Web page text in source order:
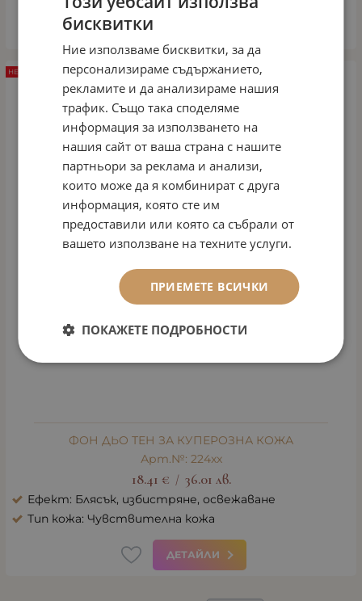
ФОН ДЬО ТЕН ЗА КУПЕРОЗНА КОЖА
Арт.№: 224xx
18.41 € / 36.01 лв.
Ефект: Блясък, избистряне, освежаване
Тип кожа: Чувствителна кожа
ДЕТАЙЛИ
НЕНАЛИЧЕН
бисквитки
Ние използваме бисквитки, за да
персонализираме съдържанието,
рекламите и да анализираме нашия
трафик. Също така споделяме
информация за използването на
нашия сайт от ваша страна с нашите
партньори за реклама и анализи,
които може да я комбинират с друга
информация, която сте им
предоставили или която са събрали от
вашето използване на техните услуги.
ПРИЕМЕТЕ ВСИЧКИ
ПОКАЖЕТЕ ПОДРОБНОСТИ